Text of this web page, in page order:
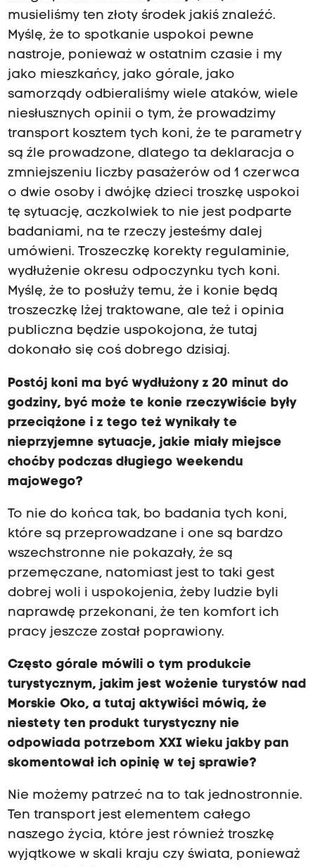
musieliśmy ten złoty środek jakiś znaleźć.
Myślę, że to spotkanie uspokoi pewne
nastroje, ponieważ w ostatnim czasie i my
jako mieszkańcy, jako górale, jako
samorządy odbieraliśmy wiele ataków, wiele
niesłusznych opinii o tym, że prowadzimy
transport kosztem tych koni, że te parametry
są źle prowadzone, dlatego ta deklaracja o
zmniejszeniu liczby pasażerów od 1 czerwca
o dwie osoby i dwójkę dzieci troszkę uspokoi
tę sytuację, aczkolwiek to nie jest podparte
badaniami, na te rzeczy jesteśmy dalej
umówieni. Troszeczkę korekty regulaminie,
wydłużenie okresu odpoczynku tych koni.
Myślę, że to posłuży temu, że i konie będą
troszeczkę lżej traktowane, ale też i opinia
publiczna będzie uspokojona, że tutaj
dokonało się coś dobrego dzisiaj.
Postój koni ma być wydłużony z 20 minut do
godziny, być może te konie rzeczywiście były
przeciążone i z tego też wynikały te
nieprzyjemne sytuacje, jakie miały miejsce
choćby podczas długiego weekendu
majowego?
To nie do końca tak, bo badania tych koni,
które są przeprowadzane i one są bardzo
wszechstronne nie pokazały, że są
przemęczane, natomiast jest to taki gest
dobrej woli i uspokojenia, żeby ludzie byli
naprawdę przekonani, że ten komfort ich
pracy jeszcze został poprawiony.
Często górale mówili o tym produkcie
turystycznym, jakim jest wożenie turystów nad
Morskie Oko, a tutaj aktywiści mówią, że
niestety ten produkt turystyczny nie
odpowiada potrzebom XXI wieku jakby pan
skomentował ich opinię w tej sprawie?
Nie możemy patrzeć na to tak jednostronnie.
Ten transport jest elementem całego
naszego życia, które jest również troszkę
wyjątkowe w skali kraju czy świata, ponieważ